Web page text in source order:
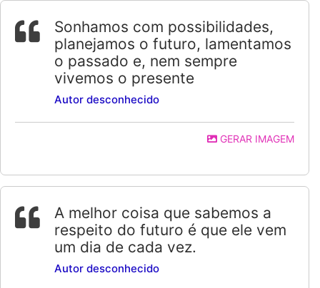
Sonhamos com possibilidades,
planejamos o futuro, lamentamos
o passado e, nem sempre
vivemos o presente
Autor desconhecido
GERAR IMAGEM
A melhor coisa que sabemos a
respeito do futuro é que ele vem
um dia de cada vez.
Autor desconhecido